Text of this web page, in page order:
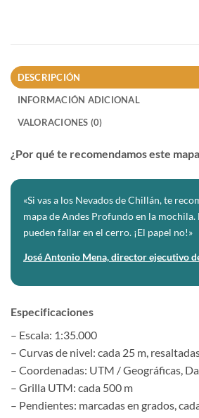
DESCRIPCIÓN
INFORMACIÓN ADICIONAL
VALORACIONES (0)
¿Por qué te recomendamos este
«Si vas a los Nevados de Chillán, te
mapa de Andes Profundo en la mochila.
pueden fallar en el cerro. ¡El papel no!»
José Antonio Mena, director ejecutivo
Especificaciones
– Escala: 1:35.000
– Curvas de nivel: cada 25 m,
– Coordenadas: UTM / Geográficas,
– Grilla UTM: cada 500 m
– Pendientes: marcadas en grados,